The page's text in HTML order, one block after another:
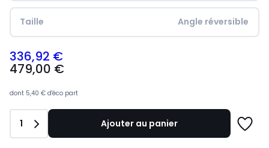
Taille Angle réversible
479,00
€
à
programme
pour
payer
336,92 €
479,00 €
dont 5,40 € d'éco part
Quantité
1 Ajouter au panier